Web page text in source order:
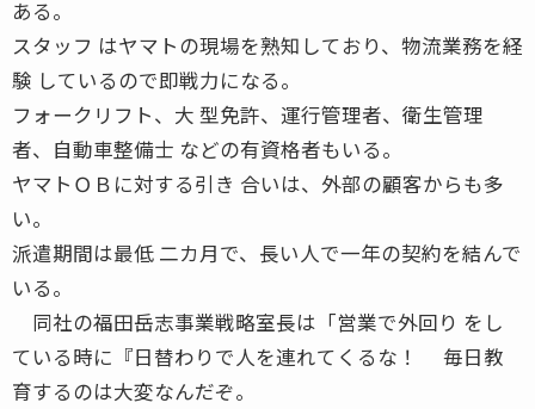
ある。
スタッフ はヤマトの現場を熟知しており、物流業務を経
験 しているので即戦力になる。
フォークリフト、大 型免許、運行管理者、衛生管理
者、自動車整備士 などの有資格者もいる。
ヤマトＯＢに対する引き 合いは、外部の顧客からも多
い。
派遣期間は最低 二カ月で、長い人で一年の契約を結んで
いる。
同社の福田岳志事業戦略室長は「営業で外回り をし
ている時に『日替わりで人を連れてくるな！ 毎日教
育するのは大変なんだぞ。